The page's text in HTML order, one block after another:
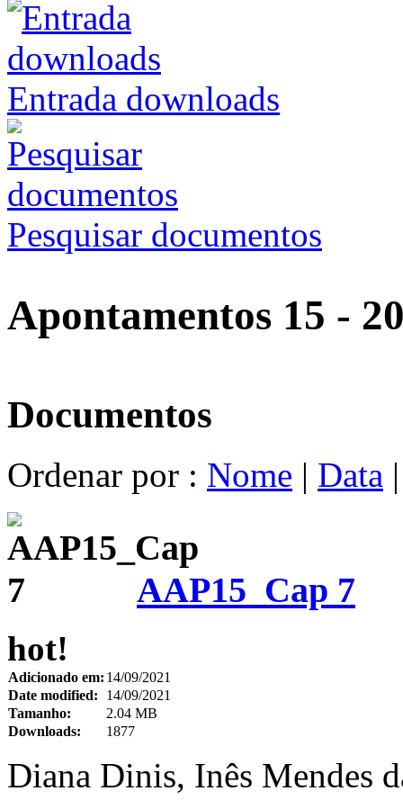
Entrada downloads
Pesquisar documentos
Apontamentos 15 -
Documentos
Ordenar por : Nome | Data
AAP15_Cap 7
hot!
Adicionado em: 14/09/2021
Date modified:
14/09/2021
Tamanho:
2.04 MB
Downloads:
1877
Diana Dinis, Inês Mendes